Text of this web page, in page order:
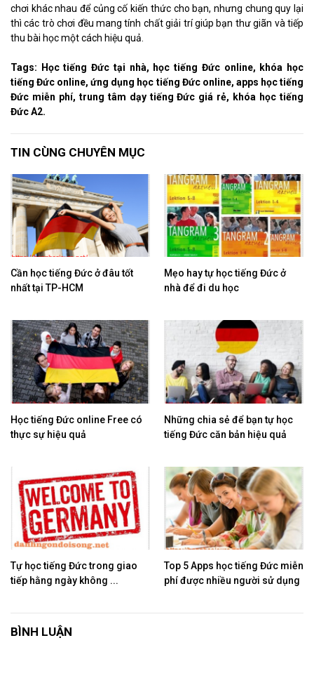
chơi khác nhau để củng cố kiến thức cho bạn, nhưng chung quy lại
thì các trò chơi đều mang tính chất giải trí giúp bạn thư giãn và tiếp
thu bài học một cách hiệu quả.
Tags: Học tiếng Đức tại nhà, học tiếng Đức online, khóa học
tiếng Đức online, ứng dụng học tiếng Đức online, apps học tiếng
Đức miễn phí, trung tâm dạy tiếng Đức giá rẻ, khóa học tiếng
Đức A2.
TIN CÙNG CHUYÊN MỤC
Cần học tiếng Đức ở đâu tốt
nhất tại TP-HCM
Mẹo hay tự học tiếng Đức ở
nhà để đi du học
Học tiếng Đức online Free có
thực sự hiệu quả
Những chia sẻ để bạn tự học
tiếng Đức căn bản hiệu quả
Tự học tiếng Đức trong giao
tiếp hằng ngày không ...
Top 5 Apps học tiếng Đức miễn
phí được nhiều người sử dụng
BÌNH LUẬN